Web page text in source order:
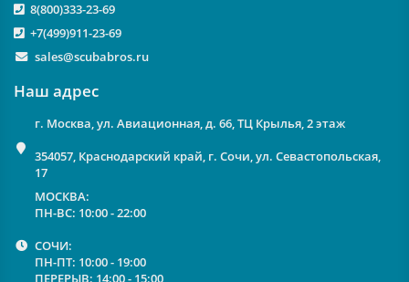
8(800)333-23-69
+7(499)911-23-69
sales@scubabros.ru
Наш адрес
г. Москва, ул. Авиационная, д. 66, ТЦ Крылья, 2 этаж
354057, Краснодарский край, г. Сочи, ул. Севастопольская,
17
МОСКВА:
ПН-ВС: 10:00 - 22:00
СОЧИ:
ПН-ПТ: 10:00 - 19:00
ПЕРЕРЫВ: 14:00 - 15:00